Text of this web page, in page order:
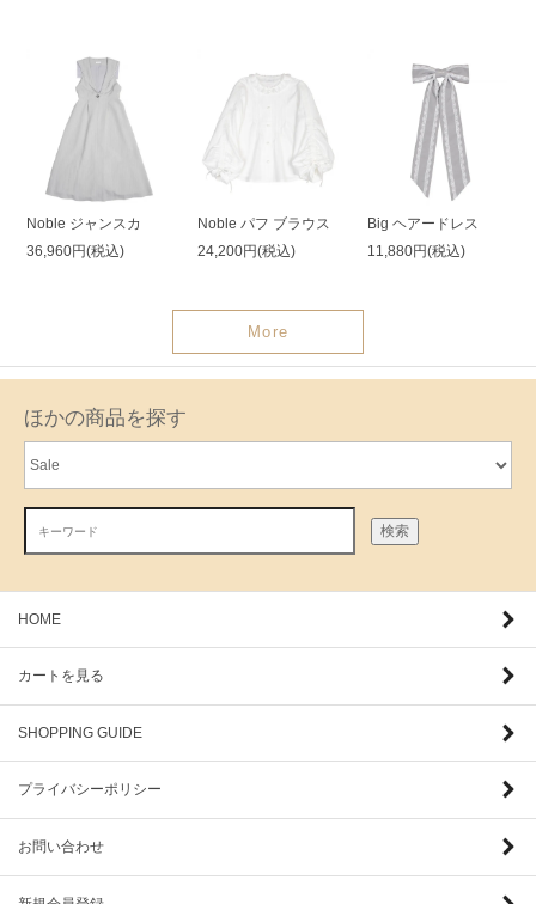
Noble ジャンスカ
36,960円(税込)
Noble パフ ブラウス
24,200円(税込)
Big ヘアードレス
11,880円(税込)
More
ほかの商品を探す
検索
HOME
カートを見る
SHOPPING GUIDE
プライバシーポリシー
お問い合わせ